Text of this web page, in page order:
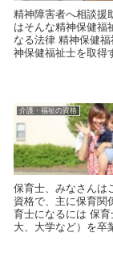
精神障害者へ相談援
はそんな精神保健福
なる法律 精神保健
神保健福祉士を取得
介護・福祉の資格
保育士、みなさんは
資格で、主に保育関
育士になるには 保
大、大学など）を卒